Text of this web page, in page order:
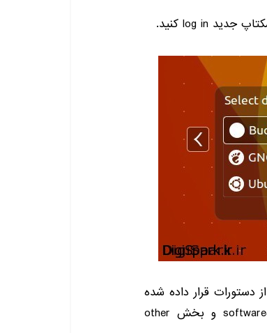
جدید log in کنید.
دستورات قرار داده شده
و بخش other